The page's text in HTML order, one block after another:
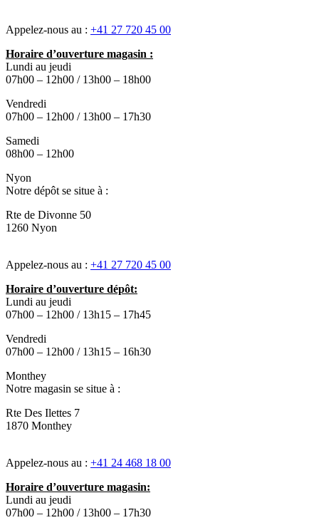
Appelez-nous au : +41 27 720 45 00
Horaire d’ouverture magasin :
Lundi au jeudi
07h00 – 12h00 / 13h00 – 18h00
Vendredi
07h00 – 12h00 / 13h00 – 17h30
Samedi
08h00 – 12h00
Nyon
Notre dépôt se situe à :
Rte de Divonne 50
1260 Nyon
Appelez-nous au : +41 27 720 45 00
Horaire d’ouverture dépôt:
Lundi au jeudi
07h00 – 12h00 / 13h15 – 17h45
Vendredi
07h00 – 12h00 / 13h15 – 16h30
Monthey
Notre magasin se situe à :
Rte Des Ilettes 7
1870 Monthey
Appelez-nous au : +41 24 468 18 00
Horaire d’ouverture magasin:
Lundi au jeudi
07h00 – 12h00 / 13h00 – 17h30